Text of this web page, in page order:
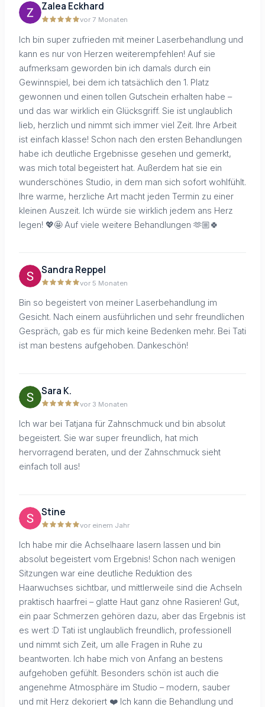
Zalea Eckhard
vor 7 Monaten
Ich bin super zufrieden mit meiner Laserbehandlung und
kann es nur von Herzen weiterempfehlen! Auf sie
aufmerksam geworden bin ich damals durch ein
Gewinnspiel, bei dem ich tatsächlich den 1. Platz
gewonnen und einen tollen Gutschein erhalten habe –
und das war wirklich ein Glücksgriff. Sie ist unglaublich
lieb, herzlich und nimmt sich immer viel Zeit. Ihre Arbeit
ist einfach klasse! Schon nach den ersten Behandlungen
habe ich deutliche Ergebnisse gesehen und gemerkt,
was mich total begeistert hat. Außerdem hat sie ein
wunderschönes Studio, in dem man sich sofort wohlfühlt.
Ihre warme, herzliche Art macht jeden Termin zu einer
kleinen Auszeit. Ich würde sie wirklich jedem ans Herz
legen! 💖🤩 Auf viele weitere Behandlungen 🫶🏼🍀
Sandra Reppel
vor 5 Monaten
Bin so begeistert von meiner Laserbehandlung im
Gesicht. Nach einem ausführlichen und sehr freundlichen
Gespräch, gab es für mich keine Bedenken mehr. Bei Tati
ist man bestens aufgehoben. Dankeschön!
Sara K.
vor 3 Monaten
Ich war bei Tatjana für Zahnschmuck und bin absolut
begeistert. Sie war super freundlich, hat mich
hervorragend beraten, und der Zahnschmuck sieht
einfach toll aus!
Stine
vor einem Jahr
Ich habe mir die Achselhaare lasern lassen und bin
absolut begeistert vom Ergebnis! Schon nach wenigen
Sitzungen war eine deutliche Reduktion des
Haarwuchses sichtbar, und mittlerweile sind die Achseln
praktisch haarfrei – glatte Haut ganz ohne Rasieren! Gut,
ein paar Schmerzen gehören dazu, aber das Ergebnis ist
es wert :D Tati ist unglaublich freundlich, professionell
und nimmt sich Zeit, um alle Fragen in Ruhe zu
beantworten. Ich habe mich von Anfang an bestens
aufgehoben gefühlt. Besonders schön ist auch die
angenehme Atmosphäre im Studio – modern, sauber
und mit Herz dekoriert ❤️ Ich kann die Behandlung und